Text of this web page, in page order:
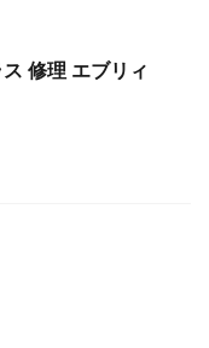
修理 エブリィ